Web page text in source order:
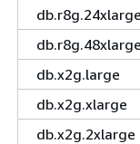
db.r8g.24xlarge
db.r8g.48xlarge
db.x2g.large
db.x2g.xlarge
db.x2g.2xlarge